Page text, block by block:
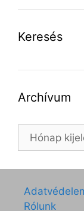
Keresés
Archívum
Archívum
Rólunk